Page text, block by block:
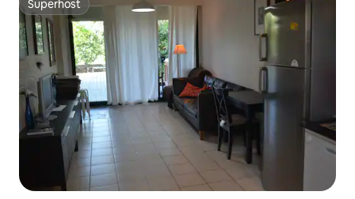
Superhost
Superhost